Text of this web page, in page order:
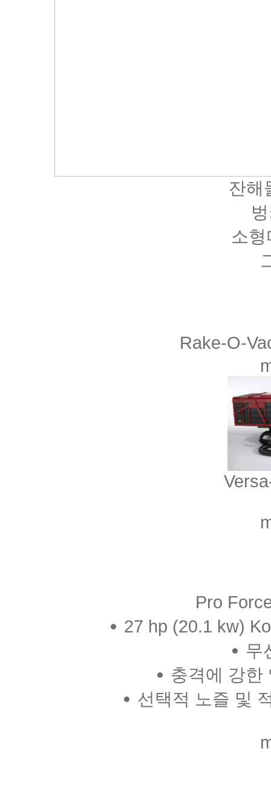
잔해
소
Rake-O-
Pro
27 hp (20.1 kw)
무
충격에 강한
선택적 노즐 및